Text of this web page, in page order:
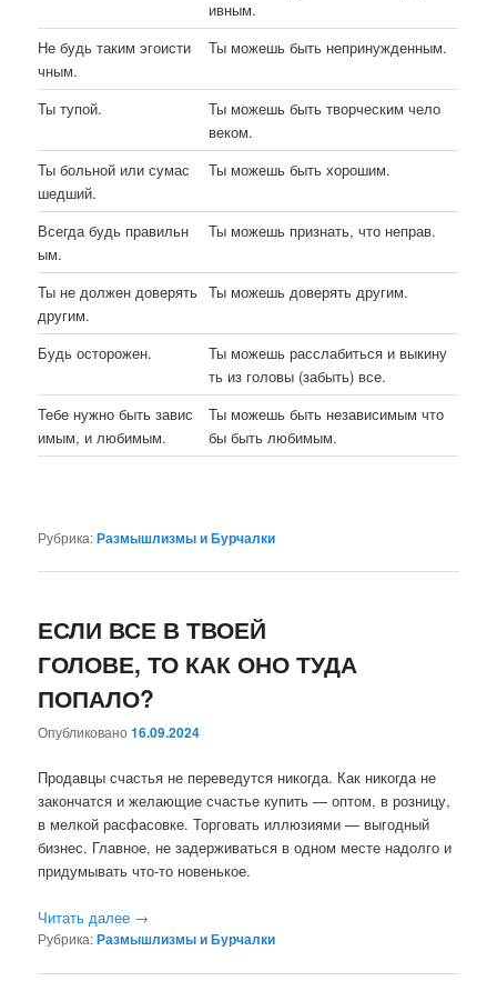
ивным.
Не будь таким эгоисти
чным.
Ты можешь быть непринужденным.
Ты тупой.
Ты можешь быть творческим чело
веком.
Ты больной или сумас
шедший.
Ты можешь быть хорошим.
Всегда будь правильн
ым.
Ты можешь признать, что неправ.
Ты не должен доверять
другим.
Ты можешь доверять другим.
Будь осторожен.
Ты можешь расслабиться и выкину
ть из головы (забыть) все.
Тебе нужно быть завис
имым, и любимым.
Ты можешь быть независимым что
бы быть любимым.
Рубрика:Размышлизмы и Бурчалки
ЕСЛИ ВСЕ В ТВОЕЙ
ГОЛОВЕ, ТО КАК ОНО ТУДА
ПОПАЛО?
Опубликовано16.09.2024
Продавцы счастья не переведутся никогда. Как никогда не
закончатся и желающие счастье купить — оптом, в розницу,
в мелкой расфасовке. Торговать иллюзиями — выгодный
бизнес. Главное, не задерживаться в одном месте надолго и
придумывать что-то новенькое.
Читать далее →
Рубрика:Размышлизмы и Бурчалки